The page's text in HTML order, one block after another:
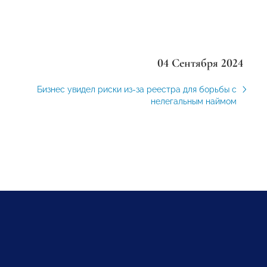
04 Сентября 2024
Бизнес увидел риски из-за реестра для борьбы с
нелегальным наймом